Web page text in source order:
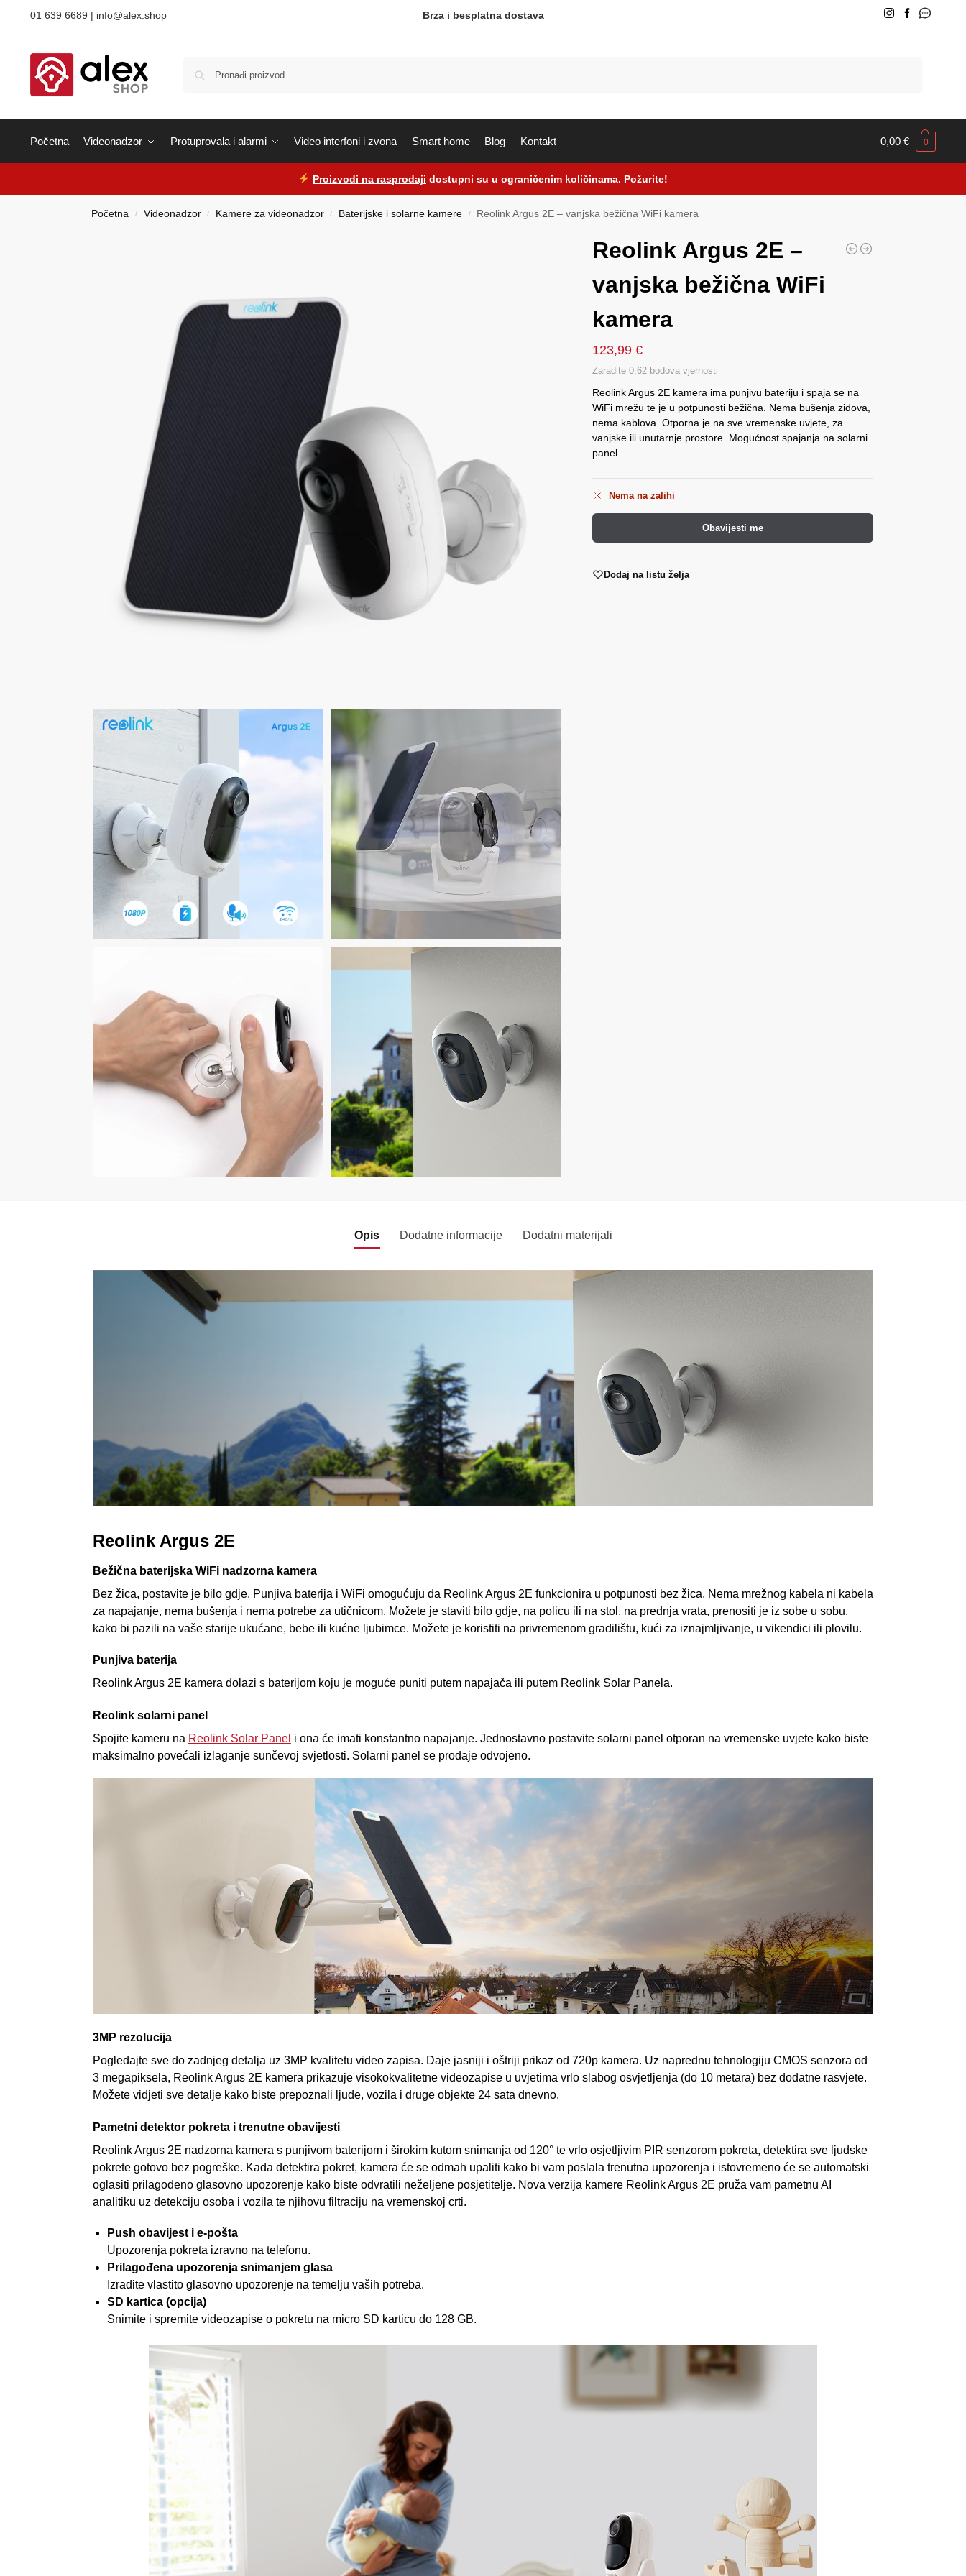
01 639 6689 | info@alex.shop Brza i besplatna dostava
Početna Videonadzor Protuprovala i alarmi Video interfoni i zvona Smart home Blog Kontakt 0,00€ 0
Proizvodi na rasprodaji dostupni su u ograničenim količinama. Požurite!
Početna / Videonadzor / Kamere za videonadzor / Baterijske i solarne kamere / Reolink Argus 2E – vanjska bežična WiFi kamera
Reolink Argus 2E –
vanjska bežična WiFi
kamera
123,99€
Zaradite 0,62 bodova vjernosti
Reolink Argus 2E kamera ima punjivu bateriju i spaja se na
WiFi mrežu te je u potpunosti bežična. Nema bušenja zidova,
nema kablova. Otporna je na sve vremenske uvjete, za
vanjske ili unutarnje prostore. Mogućnost spajanja na solarni
panel.
Nema na zalihi
Obavijesti me
Dodaj na listu želja
Opis Dodatne informacije Dodatni materijali
Reolink Argus 2E
Bežična baterijska WiFi nadzorna kamera
Bez žica, postavite je bilo gdje. Punjiva baterija i WiFi omogućuju da Reolink Argus 2E funkcionira u potpunosti bez žica. Nema mrežnog kabela ni kabela
za napajanje, nema bušenja i nema potrebe za utičnicom. Možete je staviti bilo gdje, na policu ili na stol, na prednja vrata, prenositi je iz sobe u sobu,
kako bi pazili na vaše starije ukućane, bebe ili kućne ljubimce. Možete je koristiti na privremenom gradilištu, kući za iznajmljivanje, u vikendici ili plovilu.
Punjiva baterija
Reolink Argus 2E kamera dolazi s baterijom koju je moguće puniti putem napajača ili putem Reolink Solar Panela.
Reolink solarni panel
Spojite kameru na Reolink Solar Panel i ona će imati konstantno napajanje. Jednostavno postavite solarni panel otporan na vremenske uvjete kako biste
maksimalno povećali izlaganje sunčevoj svjetlosti. Solarni panel se prodaje odvojeno.
3MP rezolucija
Pogledajte sve do zadnjeg detalja uz 3MP kvalitetu video zapisa. Daje jasniji i oštriji prikaz od 720p kamera. Uz naprednu tehnologiju CMOS senzora od
3 megapiksela, Reolink Argus 2E kamera prikazuje visokokvalitetne videozapise u uvjetima vrlo slabog osvjetljenja (do 10 metara) bez dodatne rasvjete.
Možete vidjeti sve detalje kako biste prepoznali ljude, vozila i druge objekte 24 sata dnevno.
Pametni detektor pokreta i trenutne obavijesti
Reolink Argus 2E nadzorna kamera s punjivom baterijom i širokim kutom snimanja od 120° te vrlo osjetljivim PIR senzorom pokreta, detektira sve ljudske
pokrete gotovo bez pogreške. Kada detektira pokret, kamera će se odmah upaliti kako bi vam poslala trenutna upozorenja i istovremeno će se automatski
oglasiti prilagođeno glasovno upozorenje kako biste odvratili neželjene posjetitelje. Nova verzija kamere Reolink Argus 2E pruža vam pametnu AI
analitiku uz detekciju osoba i vozila te njihovu filtraciju na vremenskoj crti.
Push obavijest i e-pošta
Upozorenja pokreta izravno na telefonu.
Prilagođena upozorenja snimanjem glasa
Izradite vlastito glasovno upozorenje na temelju vaših potreba.
SD kartica (opcija)
Snimite i spremite videozapise o pokretu na micro SD karticu do 128 GB.